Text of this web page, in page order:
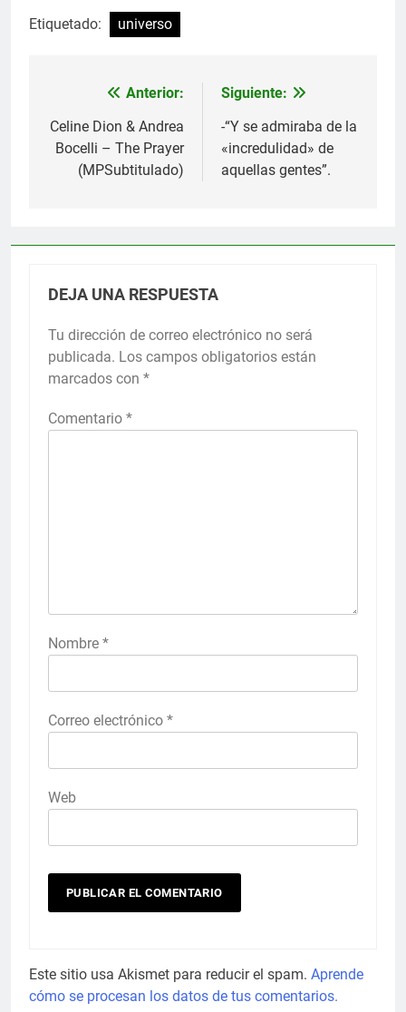
Etiquetado: universo
Navegación
de
entradas
Anterior:
Celine Dion & Andrea
Bocelli – The Prayer
(MPSubtitulado)
Siguiente:
-“Y se admiraba de la
«incredulidad» de
aquellas gentes”.
DEJA UNA RESPUESTA
Tu dirección de correo electrónico no será
publicada. Los campos obligatorios están
marcados con *
Comentario *
Nombre *
Correo electrónico *
Web
Este sitio usa Akismet para reducir el spam. Aprende
cómo se procesan los datos de tus comentarios.